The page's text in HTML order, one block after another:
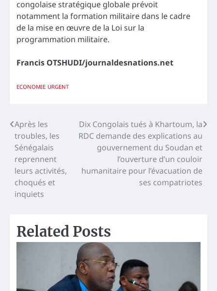
congolaise stratégique globale prévoit
notamment la formation militaire dans le cadre
de la mise en œuvre de la Loi sur la
programmation militaire.
Francis OTSHUDI/journaldesnations.net
ECONOMIE URGENT
Navigation
de
l’article
Après les
troubles, les
Sénégalais
reprennent
leurs activités,
choqués et
inquiets
Dix Congolais tués à Khartoum, la
RDC demande des explications au
gouvernement du Soudan et
l’ouverture d’un couloir
humanitaire pour l’évacuation de
ses compatriotes
Related Posts